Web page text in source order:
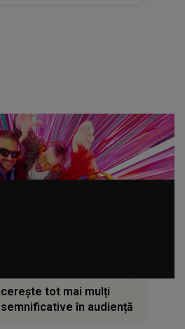
tot mai mulți
în audiență